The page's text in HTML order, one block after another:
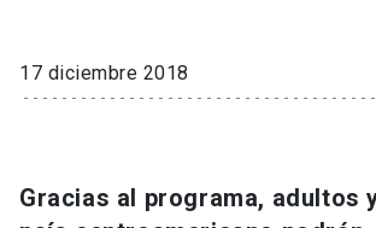
17 diciembre 2018
Gracias al programa, adultos